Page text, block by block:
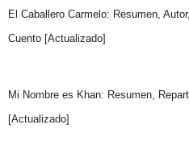
El Caballero Carmelo: Resumen,
Cuento [Actualizado]
Mi Nombre es Khan: Resumen,
[Actualizado]